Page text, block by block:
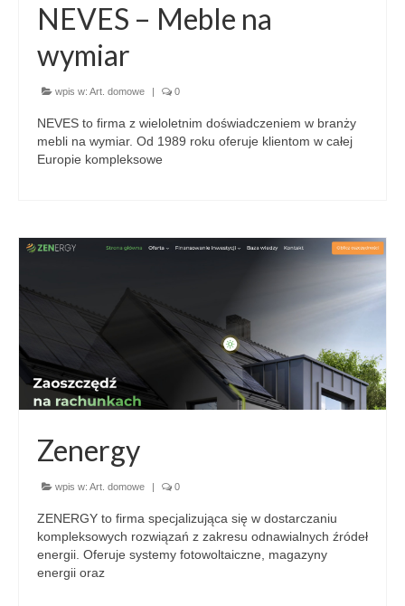
NEVES – Meble na
wymiar
wpis w: Art. domowe 0
NEVES to firma z wieloletnim doświadczeniem w branży
mebli na wymiar. Od 1989 roku oferuje klientom w całej
Europie kompleksowe
Zenergy
wpis w: Art. domowe 0
ZENERGY to firma specjalizująca się w dostarczaniu
kompleksowych rozwiązań z zakresu odnawialnych źródeł
energii. Oferuje systemy fotowoltaiczne, magazyny
energii oraz